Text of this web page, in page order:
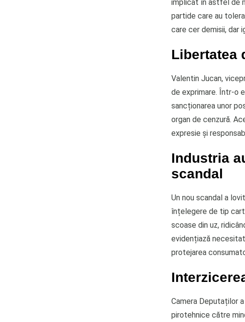
implicat în astfel de
partide care au
care cer demisii, dar
Libertatea
Valentin Jucan,
de exprimare. Într-o
sancționarea unor
organ de cenzură.
expresie și
Industria
scandal
Un nou scandal a
înțelegere de tip
scoase din uz,
evidențiază
protejarea
Camera Deputaților
pirotehnice către